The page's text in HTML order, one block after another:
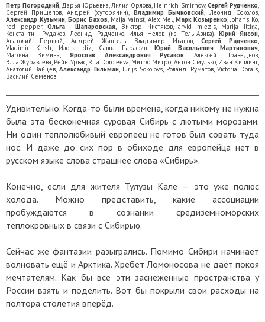
Петр Погородний Дарья Юрьевна Лилия Орлова Heinrich Smirnow, Сергей Рудченко
Сергей Прищепов
Андрей (хуторянин) Владимир Бычковский Леонид Соколов
Александр Кузьмин, Борис Бахов Maija Vainst, Alex Mel ,Марк Козыренко Johans Ko
red pepper,Ольга Шапаровская Виктор Чистяков,arvid miezis, Marija Iltiņa
Константин Рудаков
Леонид Радченко, Илья Нелов (из Тель-Авива) Юрий Янсон
Анатолий Первый
Андрей Жингель Владимир Иванов Сергей Радченко
Vladimir Kirsh
Илона diz Савва Парафин Юрий Васильевич Мартинович
Марина Зимина
Ярослав Александрович Русаков ,Алексей Праведнов
Элла Журавлёва Рейн Урвас, Rita Dorofeeva Митро Митро Антон Смулько, Иван Киплинг,
Анатолий Зайцев ,Александр Гильман, Jurijs Sokolovs Роланд Руматов, Victoria Dorais
Василий Семенов
Удивительно. Когда-то были времена, когда никому не нужна
была эта бесконечная суровая Сибирь с лютыми морозами.
Ни один теплолюбивый европеец не готов был совать туда
нос. И даже до сих пор в обиходе для европейца нет в
русском языке слова страшнее слова «Сибирь».
Конечно, если для жителя Тулузы Кале — это уже полюс
холода. Можно представить, какие ассоциации
пробуждаются в сознании средиземноморских
теплокровных в связи с Сибирью.
Сейчас же фантазии разыгрались. Помимо Сибири начинает
волновать ещё и Арктика. Хребет Ломоносова не даёт покоя
мечтателям. Как бы все эти заснеженные пространства у
России взять и поделить. Вот бы покрыли свои расходы на
полтора столетия вперёд.